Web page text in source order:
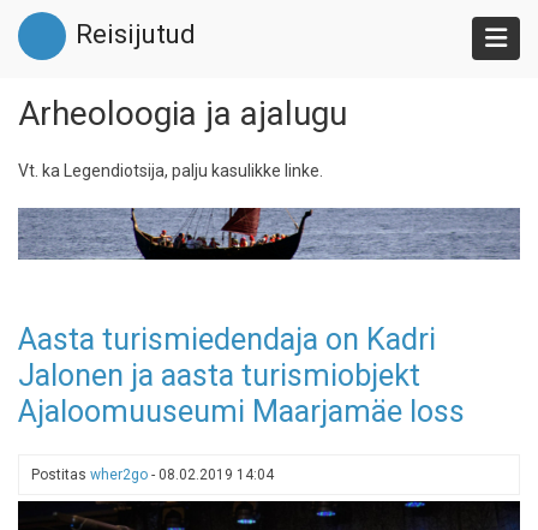
Liigu
edasi
põhisisu
Reisijutud
Arheoloogia ja ajalugu
Vt. ka Legendiotsija, palju kasulikke linke.
Aasta turismiedendaja on Kadri
Jalonen ja aasta turismiobjekt
Ajaloomuuseumi Maarjamäe loss
Postitas wher2go - 08.02.2019 14:04